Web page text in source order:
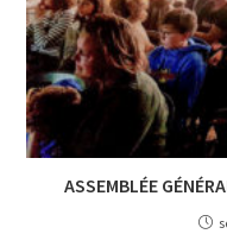
ASSEMBLÉE